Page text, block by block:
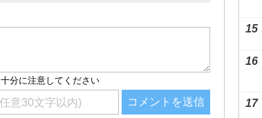
15
16
17